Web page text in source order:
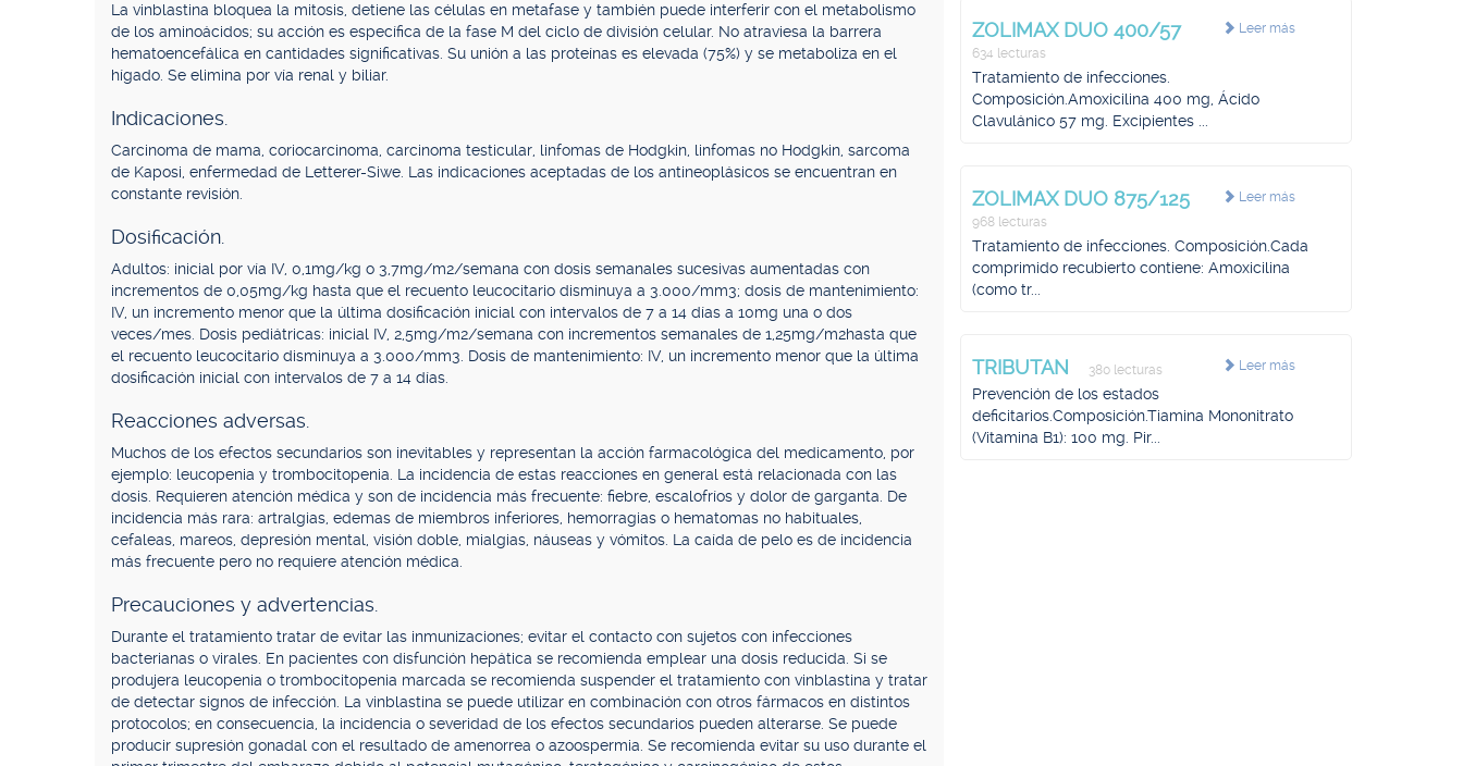
La vinblastina bloquea la mitosis, detiene las células en metafase y también puede interferir con el metabolismo
de los aminoácidos; su acción es específica de la fase M del ciclo de división celular. No atraviesa la barrera
hematoencefálica en cantidades significativas. Su unión a las proteínas es elevada (75%) y se metaboliza en el
hígado. Se elimina por vía renal y biliar.
Indicaciones.
Carcinoma de mama, coriocarcinoma, carcinoma testicular, linfomas de Hodgkin, linfomas no Hodgkin, sarcoma
de Kaposi, enfermedad de Letterer-Siwe. Las indicaciones aceptadas de los antineoplásicos se encuentran en
constante revisión.
Dosificación.
Adultos: inicial por vía IV, 0,1mg/kg o 3,7mg/m2/semana con dosis semanales sucesivas aumentadas con
incrementos de 0,05mg/kg hasta que el recuento leucocitario disminuya a 3.000/mm3; dosis de mantenimiento:
IV, un incremento menor que la última dosificación inicial con intervalos de 7 a 14 días a 10mg una o dos
veces/mes. Dosis pediátricas: inicial IV, 2,5mg/m2/semana con incrementos semanales de 1,25mg/m2hasta que
el recuento leucocitario disminuya a 3.000/mm3. Dosis de mantenimiento: IV, un incremento menor que la última
dosificación inicial con intervalos de 7 a 14 días.
Reacciones adversas.
Muchos de los efectos secundarios son inevitables y representan la acción farmacológica del medicamento, por
ejemplo: leucopenia y trombocitopenia. La incidencia de estas reacciones en general está relacionada con las
dosis. Requieren atención médica y son de incidencia más frecuente: fiebre, escalofríos y dolor de garganta. De
incidencia más rara: artralgias, edemas de miembros inferiores, hemorragias o hematomas no habituales,
cefaleas, mareos, depresión mental, visión doble, mialgias, náuseas y vómitos. La caída de pelo es de incidencia
más frecuente pero no requiere atención médica.
Precauciones y advertencias.
Durante el tratamiento tratar de evitar las inmunizaciones; evitar el contacto con sujetos con infecciones
bacterianas o virales. En pacientes con disfunción hepática se recomienda emplear una dosis reducida. Si se
produjera leucopenia o trombocitopenia marcada se recomienda suspender el tratamiento con vinblastina y tratar
de detectar signos de infección. La vinblastina se puede utilizar en combinación con otros fármacos en distintos
protocolos; en consecuencia, la incidencia o severidad de los efectos secundarios pueden alterarse. Se puede
producir supresión gonadal con el resultado de amenorrea o azoospermia. Se recomienda evitar su uso durante el
Leer más
ZOLIMAX DUO 400/57
634 lecturas
Tratamiento de infecciones.
Composición.Amoxicilina 400 mg, Ácido
Clavulánico 57 mg. Excipientes ...
Leer más
ZOLIMAX DUO 875/125
968 lecturas
Tratamiento de infecciones. Composición.Cada
comprimido recubierto contiene: Amoxicilina
(como tr...
Leer más
TRIBUTAN 380 lecturas
Prevención de los estados
deficitarios.Composición.Tiamina Mononitrato
(Vitamina B1): 100 mg. Pir...